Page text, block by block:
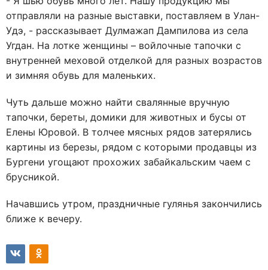
отправляли на разные выставки, поставляем в Улан-
Удэ, - рассказывает Дулмажап Дампилова из села
Угдан. На лотке женщины – войлочные тапочки с
внутренней меховой отделкой для разных возрастов
и зимняя обувь для маленьких.
Чуть дальше можно найти свалянные вручную
тапочки, береты, домики для животных и бусы от
Елены Юровой. В толчее мясных рядов затерялись
картины из березы, рядом с которыми продавцы из
Бургени угощают прохожих забайкальским чаем с
брусникой.
Начавшись утром, праздничные гулянья закончились
ближе к вечеру.